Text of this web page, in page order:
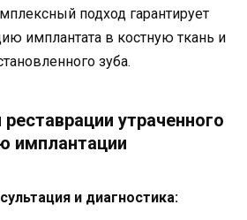
подход гарантирует
имплантата в костную ткань и
зуба.
утраченного
имплантации
и диагностика: